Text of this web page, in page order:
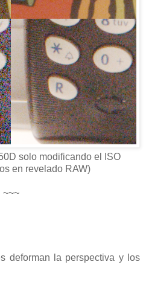
solo modificando el ISO
en revelado RAW)
~~~
deforman la perspectiva y los